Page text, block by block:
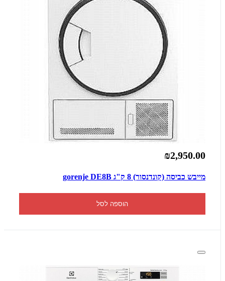
₪2,950.00
מייבש כביסה (קונדנסור) 8 ק"ג gorenje DE8B
הוספה לסל